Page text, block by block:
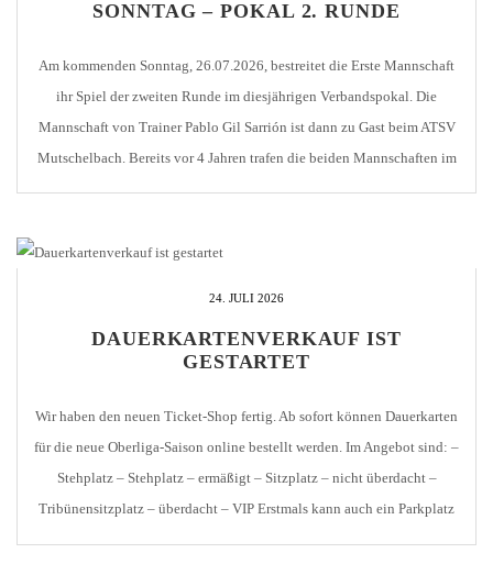
SONNTAG – POKAL 2. RUNDE
Am kommenden Sonntag, 26.07.2026, bestreitet die Erste Mannschaft
ihr Spiel der zweiten Runde im diesjährigen Verbandspokal. Die
Mannschaft von Trainer Pablo Gil Sarrión ist dann zu Gast beim ATSV
Mutschelbach. Bereits vor 4 Jahren trafen die beiden Mannschaften im
24. JULI 2026
DAUERKARTENVERKAUF IST
GESTARTET
Wir haben den neuen Ticket-Shop fertig. Ab sofort können Dauerkarten
für die neue Oberliga-Saison online bestellt werden. Im Angebot sind: –
Stehplatz – Stehplatz – ermäßigt – Sitzplatz – nicht überdacht –
Tribünensitzplatz – überdacht – VIP Erstmals kann auch ein Parkplatz